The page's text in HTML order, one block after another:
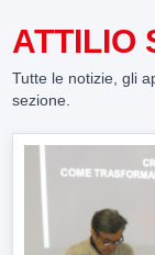
ATTILIO
Tutte le notizie, gli
sezione.